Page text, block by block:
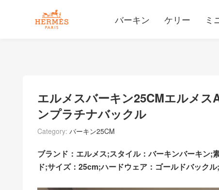
バーキン ケリー ミ
エルメスバーキン25CMエルメ
ンプラチナバックル
Category: バーキン25CM
ブランド：エルメス;スタイル：バーキンバーキン;
ド;サイズ：25cm;ハードウェア：ゴールドバックル;